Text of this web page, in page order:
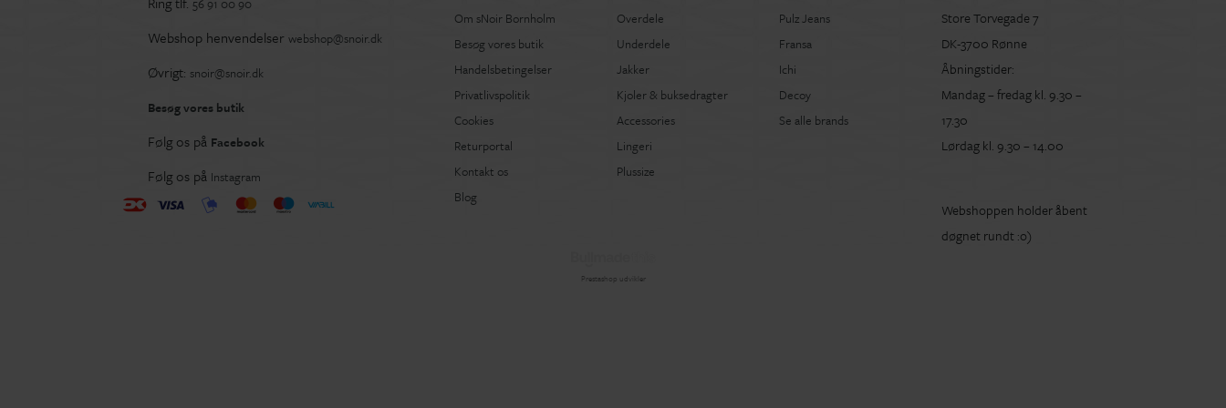
56 91 00 90
Webshop henvendelser webshop@snoir.dk
Øvrigt: snoir@snoir.dk
Besøg vores butik
Følg os på Facebook
Følg os på Instagram
Om sNoir Bornholm
Besøg vores butik
Handelsbetingelser
Privatlivspolitik
Cookies
Returportal
Kontakt os
Blog
Overdele
Underdele
Jakker
Kjoler & buksedragter
Accessories
Lingeri
Plussize
Pulz Jeans
Fransa
Ichi
Decoy
Se alle brands
Store Torvegade 7
DK-3700 Rønne
Åbningstider:
Mandag – fredag kl. 9.30 –
17.30
Lørdag kl. 9.30 – 14.00
Webshoppen holder åbent
døgnet rundt :o)
Prestashop udvikler